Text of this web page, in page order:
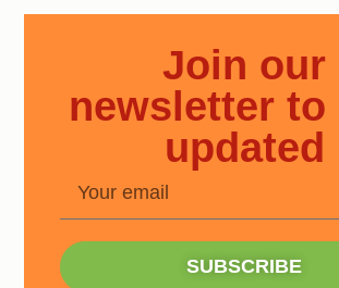
Join our
newsletter to
updated
SUBSCRIBE